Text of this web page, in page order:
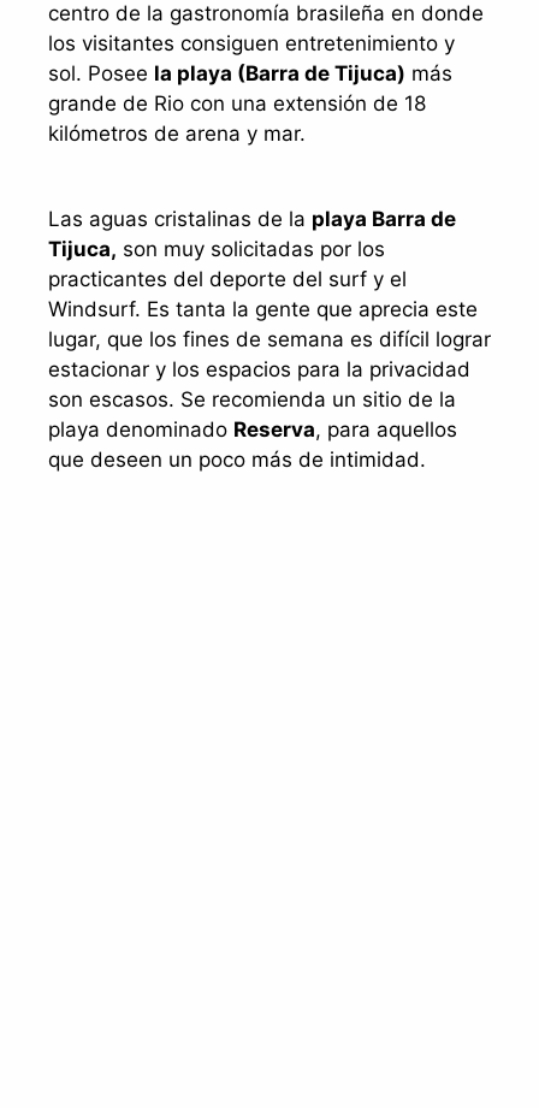
centro de la gastronomía brasileña en donde
los visitantes consiguen entretenimiento y
sol. Posee la playa (Barra de Tijuca) más
grande de Rio con una extensión de 18
kilómetros de arena y mar.
Las aguas cristalinas de la playa Barra de
Tijuca, son muy solicitadas por los
practicantes del deporte del surf y el
Windsurf. Es tanta la gente que aprecia este
lugar, que los fines de semana es difícil lograr
estacionar y los espacios para la privacidad
son escasos. Se recomienda un sitio de la
playa denominado Reserva, para aquellos
que deseen un poco más de intimidad.